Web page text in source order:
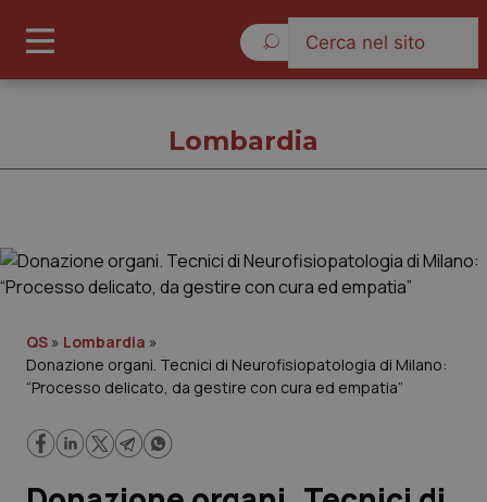
Governo e Parlamento
Regioni e Asl
Lavoro e Professioni
Lombardia
QS » Lombardia »
Donazione organi. Tecnici di Neurofisiopatologia di Milano:
“Processo delicato, da gestire con cura ed empatia”